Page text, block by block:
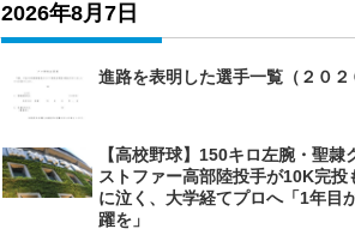
2026年8月7日
進路を表明した選手一覧（２０２
【高校野球】150キロ左腕・聖隷
ストファー高部陸投手が10K完投
に泣く、大学経てプロへ「1年目
躍を」